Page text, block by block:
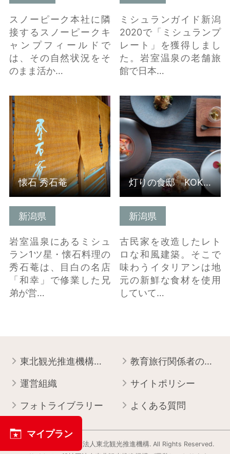
スノーピーク本社に隣
接するスノーピークキ
ャンプフィールドで
は、その自然状況をそ
のまま活か…
ミシュランガイド新潟
2020で「ミシュランプ
レート」を獲得しまし
た。岩室温泉の老舗旅
館で日本…
新潟県
岩室温泉にあるミシュ
ラン1ツ星・懐石料理の
秀石菴は、目白の名店
「和幸」で修業した兄
弟が営…
懐石 秀石菴 の詳細はこ
ちら
懐石 秀石菴
新潟県
古民家を改造したレト
ロな和風建築。そこで
味わうイタリアンは地
元の新鮮な食材を使用
していて…
灯りの食邸 KOKAJIYA
の詳細はこちら
灯りの食邸 KOKAJIYA
東北観光推進機構について 教育旅行関係者の皆様へ
運営組織 サイトポリシー
フォトライブラリー よくある質問
Copyright © 一般社団法人東北観光推進機構. All Rights Reserved.
マイプラン